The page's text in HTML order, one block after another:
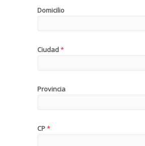
Domicilio
Ciudad*
Provincia
CP*